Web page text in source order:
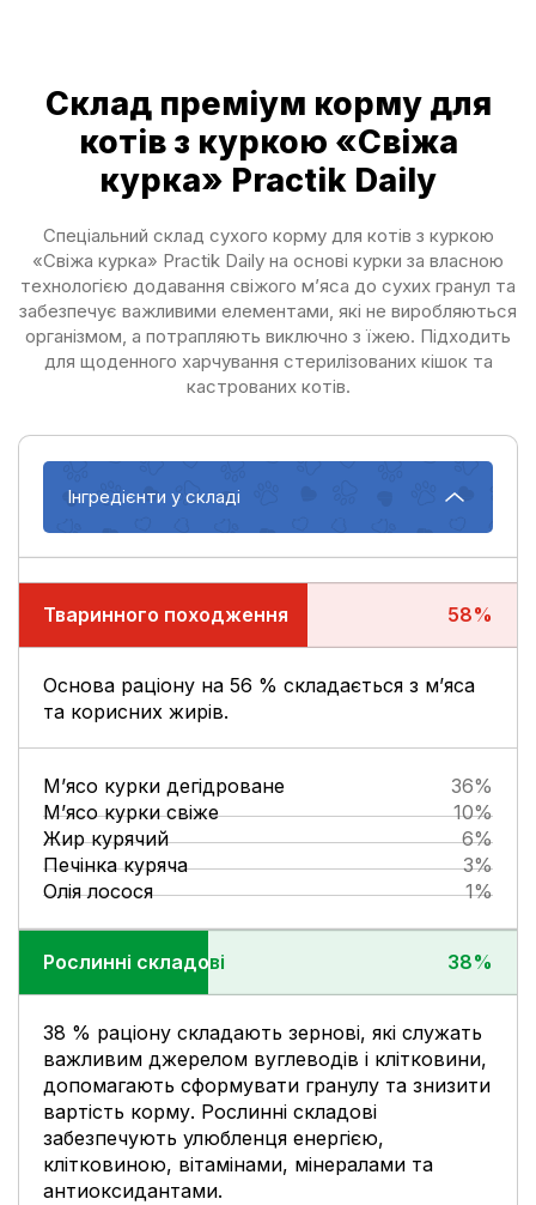
Склад преміум корму для
котів з куркою «Свіжа
курка» Practik Daily
Спеціальний склад сухого корму для котів з куркою
«Свіжа курка» Practik Daily на основі курки за власною
технологією додавання свіжого м’яса до сухих гранул та
забезпечує важливими елемен­тами, які не виробляються
організмом, а потрапля­ють виключно з їжею. Підходить
для щоденного харчування стерилізованих кішок та
кастрованих котів.
Інгредієнти у складі
Тваринного походження
Тваринного походження 58%
Основа раціону на 56 % складається з м’яса
та корисних жирів.
М’ясо курки дегідроване
36%
М’ясо курки свіже
10%
Жир курячий
6%
Печінка куряча
3%
Олія лосося
1%
Рослинні складові
Рослинні складові 38%
38 % раціону складають зернові, які служать
важливим джерелом вуглеводів і клітковини,
допомагають сформувати гранулу та знизити
вартість корму. Рослинні складові
забезпечують улюбленця енергією,
клітковиною, вітамінами, мінералами та
антиоксидантами.